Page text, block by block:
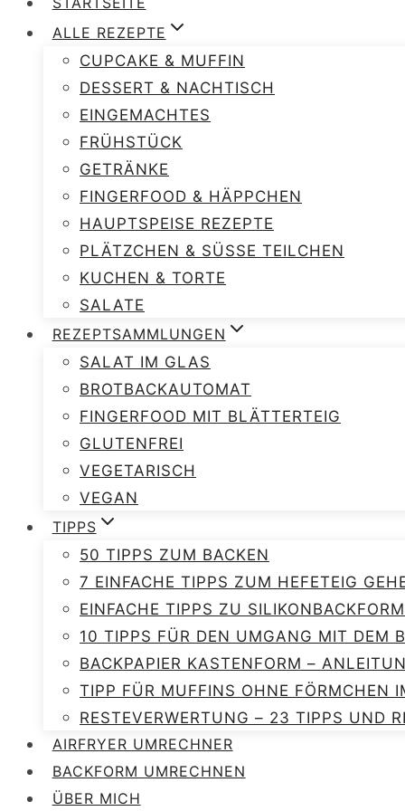
ALLE REZEPTE
CUPCAKE & MUFFIN
DESSERT & NACHTISCH
EINGEMACHTES
FRÜHSTÜCK
GETRÄNKE
FINGERFOOD & HÄPPCHEN
HAUPTSPEISE REZEPTE
PLÄTZCHEN & SÜSSE TEILCHEN
KUCHEN & TORTE
SALATE
REZEPTSAMMLUNGEN
SALAT IM GLAS
BROTBACKAUTOMAT
FINGERFOOD MIT BLÄTTERTEIG
GLUTENFREI
VEGETARISCH
VEGAN
TIPPS
50 TIPPS ZUM BACKEN
7 EINFACHE TIPPS ZUM HEFETEIG
EINFACHE TIPPS ZU
10 TIPPS FÜR DEN UMGANG MIT DEM
BACKPAPIER KASTENFORM –
TIPP FÜR MUFFINS OHNE FÖRMCHEN
RESTEVERWERTUNG – 23 TIPPS UND
AIRFRYER UMRECHNER
BACKFORM UMRECHNEN
ÜBER MICH